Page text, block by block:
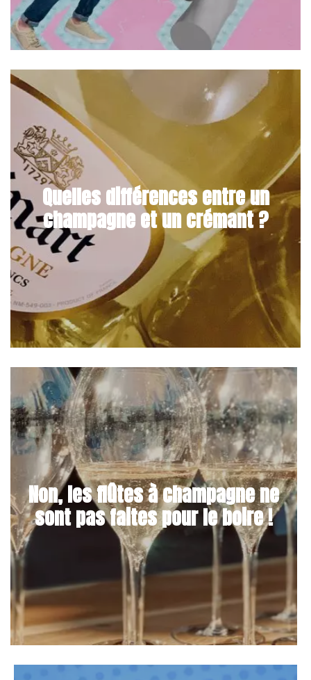
Quelles différences entre un
champagne et un crémant ?
Non, les flûtes à champagne ne
sont pas faites pour le boire !